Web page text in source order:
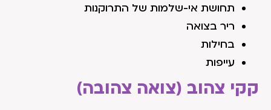
תחושת אי-שלמות של התרוקנות
ריר בצואה
בחילות
עייפות
קקי צהוב (צואה צהובה)